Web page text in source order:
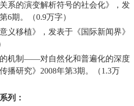
系的演变解析符号的社会化》，发
6期。（0.9万字）
义移植》，发表于《国际新闻界》
的机制——对自然化和普遍化的深度
播研究》 2008年第3期。（1.3万
列：